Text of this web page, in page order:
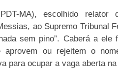
MA), escolhido relator
ao Supremo Tribunal
sem pino”. Caberá a ele
aprovem ou rejeitem o
para ocupar a vaga aberta